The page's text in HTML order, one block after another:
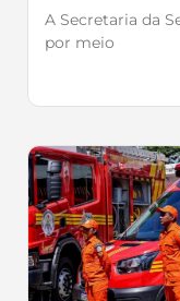
A Secretaria da
por meio